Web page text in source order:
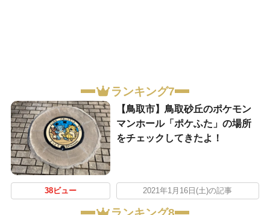
ランキング7
【鳥取市】鳥取砂丘のポケモン
マンホール「ポケふた」の場所
をチェックしてきたよ！
38ビュー 2021年1月16日(土)の記事